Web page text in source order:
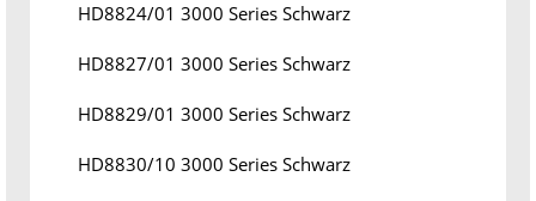
HD8824/01 3000 Series Schwarz
HD8827/01 3000 Series Schwarz
HD8829/01 3000 Series Schwarz
HD8830/10 3000 Series Schwarz